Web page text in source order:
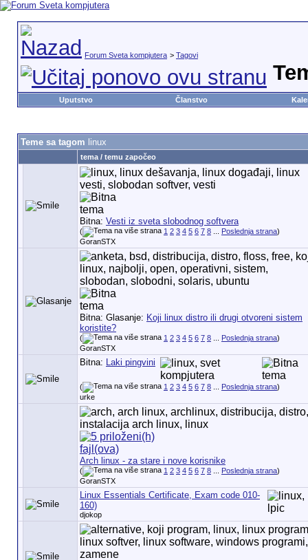
Forum Sveta kompjutera > Tagovi
Uputstvo Članstvo
Teme sa tagom linux
tema / temu započeo
Bitna: Vesti iz sveta slobodnog softvera
( 1 2 3 4 5 6 7 8... Poslednja strana)
GoranSTX
Bitna: Glasanje: Koji linux distro ili drugi otvoreni sistem
koristite?
( 1 2 3 4 5 6 7 8... Poslednja strana)
GoranSTX
Bitna: Laki pingvini
( 1 2 3 4 5 6 7 8... Poslednja strana)
urke
Arch linux - za stare i nove korisnike
( 1 2 3 4 5 6 7 8... Poslednja strana)
GoranSTX
Linux Essentials Certificate, Exam code 010-
160)
djokop